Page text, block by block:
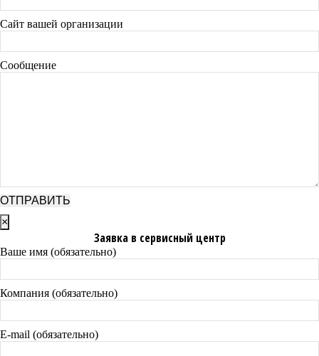
Сайт вашей организации
Сообщение
×
Заявка в сервисный центр
Ваше имя (обязательно)
Компания (обязательно)
E-mail (обязательно)